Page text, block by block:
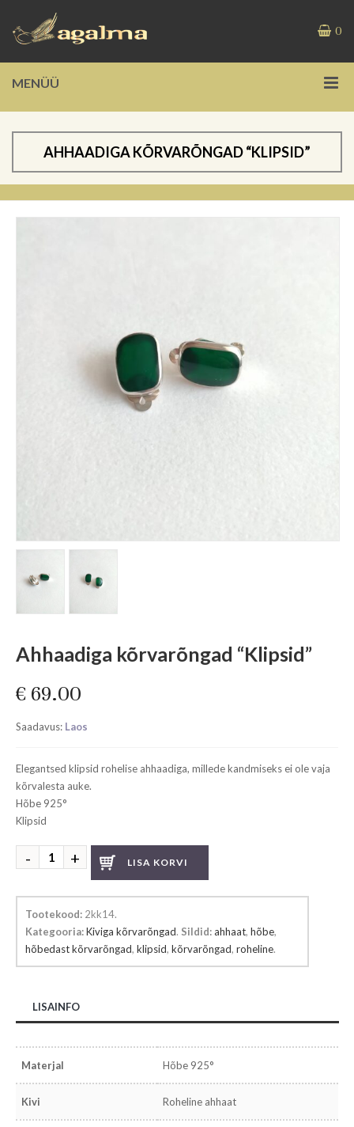
0
MENÜÜ
AHHAADIGA KÕRVARÕNGAD “KLIPSID”
Ahhaadiga kõrvarõngad “Klipsid”
€ 69.00
Saadavus: Laos
Elegantsed klipsid rohelise ahhaadiga, millede kandmiseks ei ole vaja
kõrvalesta auke.
Hõbe 925°
Klipsid
Ahhaadiga
kõrvarõngad
LISA KORVI
Tootekood: 2kk14.
Kategooria:Kiviga kõrvarõngad. Sildid:ahhaat, hõbe,
hõbedast kõrvarõngad, klipsid, kõrvarõngad, roheline.
LISAINFO
Materjal Hõbe 925°
Kivi Roheline ahhaat